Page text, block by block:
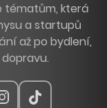
tématům, která
a startupů
až po bydlení,